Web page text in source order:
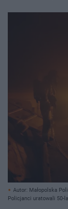
Autor: Małopolska
Policjanci uratowali 50-